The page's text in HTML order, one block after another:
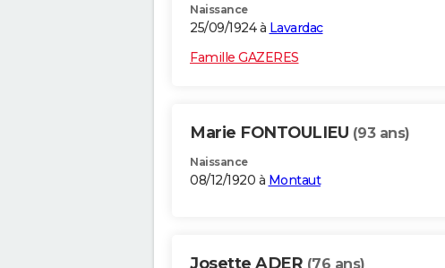
Naissance
25/09/1924 à Lavardac
Famille GAZERES
Marie FONTOULIEU (93 ans)
Naissance
08/12/1920 à Montaut
Josette ADER (76 ans)